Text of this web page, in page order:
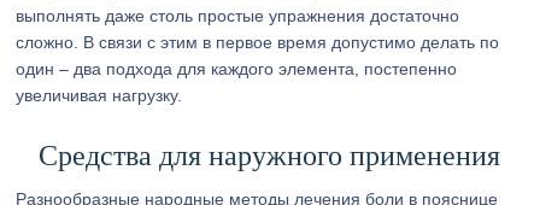
выполнять даже столь простые упражнения достаточно
сложно. В связи с этим в первое время допустимо делать по
один – два подхода для каждого элемента, постепенно
увеличивая нагрузку.
Средства для наружного применения
Разнообразные народные методы лечения боли в пояснице